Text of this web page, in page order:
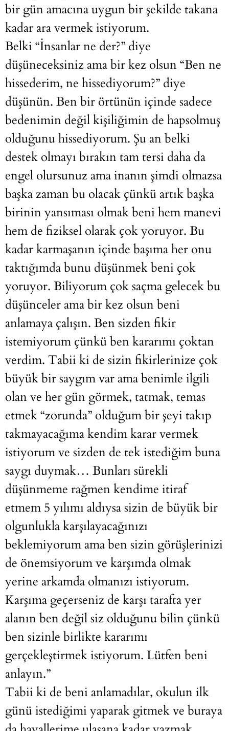
bir gün amacına uygun bir şekilde takana
kadar ara vermek istiyorum.
Belki “İnsanlar ne der?” diye
düşüneceksiniz ama bir kez olsun “Ben ne
hissederim, ne hissediyorum?” diye
düşünün. Ben bir örtünün içinde sadece
bedenimin değil kişiliğimin de hapsolmuş
olduğunu hissediyorum. Şu an belki
destek olmayı bırakın tam tersi daha da
engel olursunuz ama inanın şimdi olmazsa
başka zaman bu olacak çünkü artık başka
birinin yansıması olmak beni hem manevi
hem de fiziksel olarak çok yoruyor. Bu
kadar karmaşanın içinde başıma her onu
taktığımda bunu düşünmek beni çok
yoruyor. Biliyorum çok saçma gelecek bu
düşünceler ama bir kez olsun beni
anlamaya çalışın. Ben sizden fikir
istemiyorum çünkü ben kararımı çoktan
verdim. Tabii ki de sizin fikirlerinize çok
büyük bir saygım var ama benimle ilgili
olan ve her gün görmek, tatmak, temas
etmek “zorunda” olduğum bir şeyi takıp
takmayacağıma kendim karar vermek
istiyorum ve sizden de tek istediğim buna
saygı duymak… Bunları sürekli
düşünmeme rağmen kendime itiraf
etmem 5 yılımı aldıysa sizin de büyük bir
olgunlukla karşılayacağınızı
beklemiyorum ama ben sizin görüşlerinizi
de önemsiyorum ve karşımda olmak
yerine arkamda olmanızı istiyorum.
Karşıma geçerseniz de karşı tarafta yer
alanın ben değil siz olduğunu bilin çünkü
ben sizinle birlikte kararımı
gerçekleştirmek istiyorum. Lütfen beni
anlayın.”
Tabii ki de beni anlamadılar, okulun ilk
günü istediğimi yaparak gitmek ve buraya